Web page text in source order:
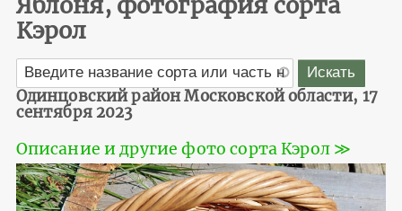
Кэрол
Одинцовский район Московской области, 17
сентября 2023
Описание и другие фото сорта Кэрол ≫